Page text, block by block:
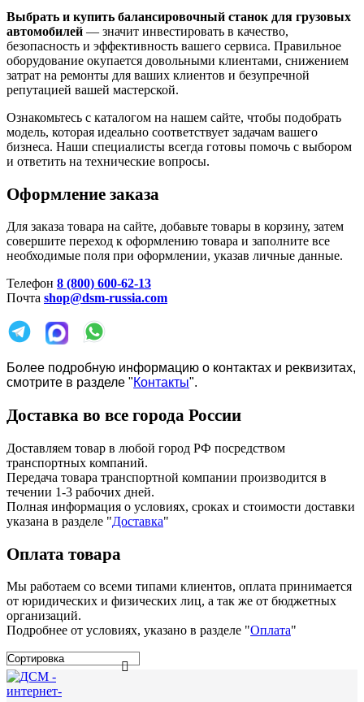
Выбрать и купить балансировочный станок для грузовых
автомобилей — значит инвестировать в качество,
безопасность и эффективность вашего сервиса. Правильное
оборудование окупается довольными клиентами, снижением
затрат на ремонты для ваших клиентов и безупречной
репутацией вашей мастерской.
Ознакомьтесь с каталогом на нашем сайте, чтобы подобрать
модель, которая идеально соответствует задачам вашего
бизнеса. Наши специалисты всегда готовы помочь с выбором
и ответить на технические вопросы.
Оформление заказа
Для заказа товара на сайте, добавьте товары в корзину, затем
совершите переход к оформлению товара и заполните все
необходимые поля при оформлении, указав личные данные.
Телефон 8 (800) 600-62-13
Почта shop@dsm-russia.com
Более подробную информацию о контактах и реквизитах,
смотрите в разделе "Контакты".
Доставка во все города России
Доставляем товар в любой город РФ посредством
транспортных компаний.
Передача товара транспортной компании производится в
течении 1-3 рабочих дней.
Полная информация о условиях, сроках и стоимости доставки
указана в разделе "Доставка"
Оплата товара
Мы работаем со всеми типами клиентов, оплата принимается
от юридических и физических лиц, а так же от бюджетных
организаций.
Подробнее от условиях, указано в разделе "Оплата"